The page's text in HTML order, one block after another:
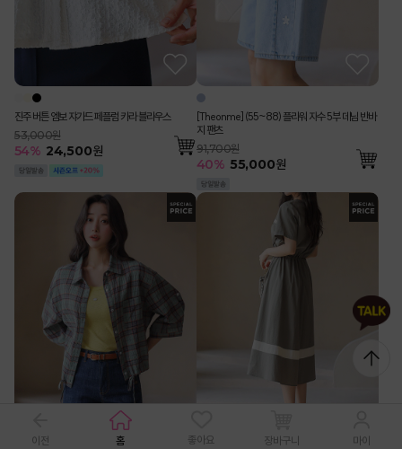
이전 홈 좋아요 장바구니 마이
진주 버튼 엠보 쟈가드 페플럼 카라 블라우스
53,000원
54% 24,500원
[Theonme] (55~88) 플라워 자수 5부 데님 반바
지 팬츠
91,700원
40% 55,000원